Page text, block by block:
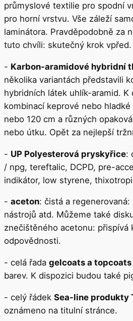
průmyslové textilie pro spodní
pro horní vrstvu. Vše záleží
laminátora. Pravděpodobně za
tuto chvíli: skutečný krok vpřed.
- Karbon-aramidové hybridní
několika variantách představili
hybridních látek uhlík-aramid. K
kombinací keprové nebo
nebo 120 cm a různých
nebo útku. Opět za nejlepší
- UP Polyesterová pryskyřice:
/ npg, tereftalic, DCPD, pre-
indikátor, low styrene,
- aceton: čistá a
nástrojů atd. Můžeme také
znečištěného acetonu: přispívá
odpovědnosti.
- celá řada gelcoats a topcoats
barev. K dispozici budou také
- celý řádek Sea-line produkty
oznámeno na titulní stránce.